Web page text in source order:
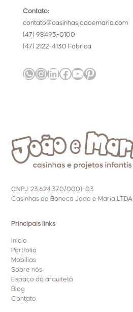
Contato:
contato@casinhasjoaoemaria.com
(47) 98493-0100
(47) 2122-4130 Fábrica
WhatsApp
Instagram
LinkedIn
Facebook
Youtube
Pinterest
CNPJ: 23.624.370/0001-03
Casinhas de Boneca Joao e Maria LTDA
Principais links
Início
Portfólio
Mobílias
Sobre nós
Espaço do arquiteto
Blog
Contato